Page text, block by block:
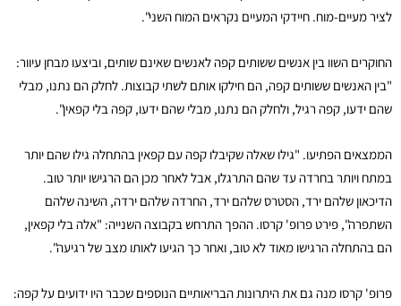
לציר מעיים-מוח. חיידקי המעיים נקראים המוח השני".
החוקרים השוו בין אנשים ששותים קפה לאנשים שאינם שותים, וביצעו מבחן עיוור:
"בין האנשים ששותים קפה, הם חילקו אותם לשתי קבוצות. לחלק הם נתנו, מבלי
שהם ידעו, קפה רגיל, ולחלק הם נתנו, מבלי שהם ידעו, קפה בלי קפאין".
הממצאים הפתיעו. "גילו שאלה שקיבלו קפה עם קפאין בהתחלה גילו שהם יותר
במתח ויותר בחרדה עד שהם התרגלו, אבל לאחר מכן הם הרגישו יותר טוב.
הדיכאון שלהם ירד, הסטרס שלהם ירד, החרדה שלהם ירדה, השינה שלהם
השתפרה", פירט פרופ' קרסו. ההפך התרחש בקבוצה השנייה: "אלה בלי קפאין,
הם בהתחלה הרגישו מאוד לא טוב, ואחר כך הגיעו לאותו מצב של רגיעה".
פרופ' קרסו מנה גם את היתרונות הבריאותיים הנוספים שכבר היו ידועים על קפה: